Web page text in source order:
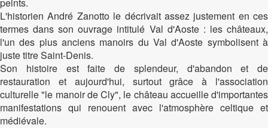
L'historien André Zanotto le décrivait assez justement en ces
termes dans son ouvrage intitulé Val d'Aoste : les châteaux,
l'un des plus anciens manoirs du Val d'Aoste symbolisent à
juste titre Saint-Denis.
Son histoire est faite de splendeur, d'abandon et de
restauration et aujourd'hui, surtout grâce à l'association
culturelle "le manoir de Cly", le château accueille d'importantes
manifestations qui renouent avec l'atmosphère celtique et
médiévale.